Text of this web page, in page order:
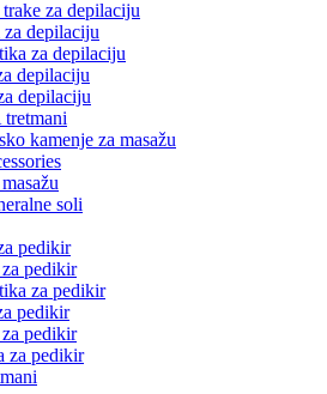
za depilaciju
depilaciju
za depilaciju
depilaciju
depilaciju
tretmani
kamenje za masažu
soli
pedikir
pedikir
za pedikir
pedikir
pedikir
za pedikir